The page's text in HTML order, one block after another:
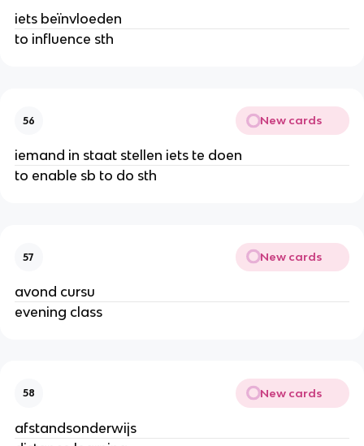
iets beïnvloeden
to influence sth
56 New cards
iemand in staat stellen iets te doen
to enable sb to do sth
57 New cards
avond cursu
evening class
58 New cards
afstandsonderwijs